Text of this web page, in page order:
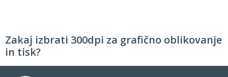
Zakaj izbrati 300dpi za grafično oblikovanje
in tisk?